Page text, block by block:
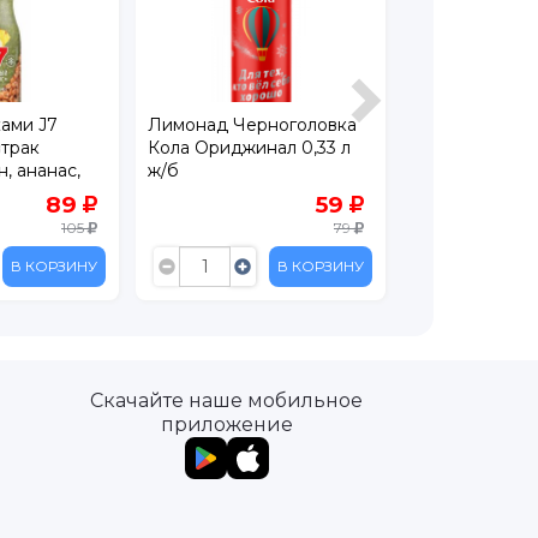
J7
ананас,
89
105
В КОРЗИНУ
Лимонад Черноголовка
Кола Ориджинал 0,33 л
ж/б
59
79
В КОРЗИНУ
Скачайте наше мобильное
приложение